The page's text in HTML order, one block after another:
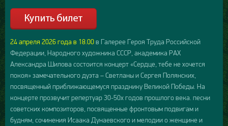
24 апреля 2026 года в 18.00в Галерее Героя Труда Российской
Федерации, Народного художника СССР, академика РАХ
Александра Шилова состоится концерт «Сердце, тебе не хочется
покоя» замечательного дуэта – Светланы и Сергея Полянских,
посвященный приближающемуся празднику Великой Победы. На
концерте прозвучит репертуар 30-50х годов прошлого века. песни
советских композиторов, посвященные фронтовым подвигам и
будням, сочинения Исаака Дунаевского и мелодии о женщине и